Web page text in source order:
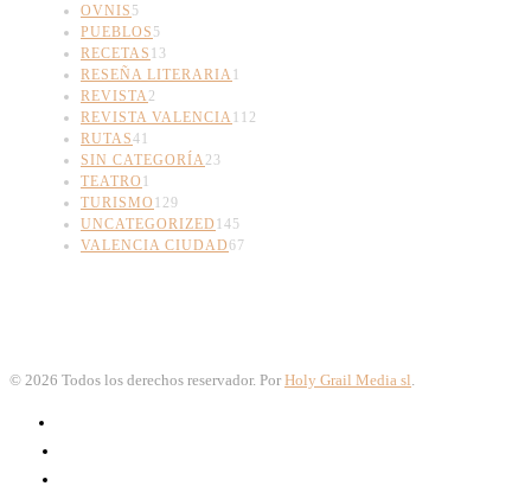
OVNIS 5
PUEBLOS 5
RECETAS 13
RESEÑA LITERARIA1
REVISTA2
REVISTA VALENCIA112
RUTAS41
SIN CATEGORÍA23
TEATRO 1
TURISMO 129
UNCATEGORIZED 145
VALENCIA CIUDAD67
© 2026 Todos los derechos reservador. Por Holy Grail Media sl